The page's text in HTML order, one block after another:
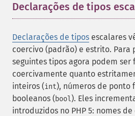
Declarações de tipos
Declarações de tipos escalares
coercivo (padrão) e estrito. Para
seguintes tipos agora podem ser
coercivamente quanto
inteiros (int), números de ponto
booleanos (bool). Eles
introduzidos no PHP 5: nomes